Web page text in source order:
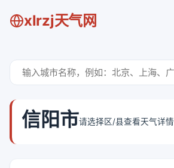
xlrzj天气网
信阳市请选择区/县查看天气详情